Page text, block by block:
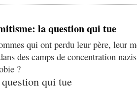
la question qui tue
qui ont perdu leur père, leur
des camps de concentration
?
qui tue